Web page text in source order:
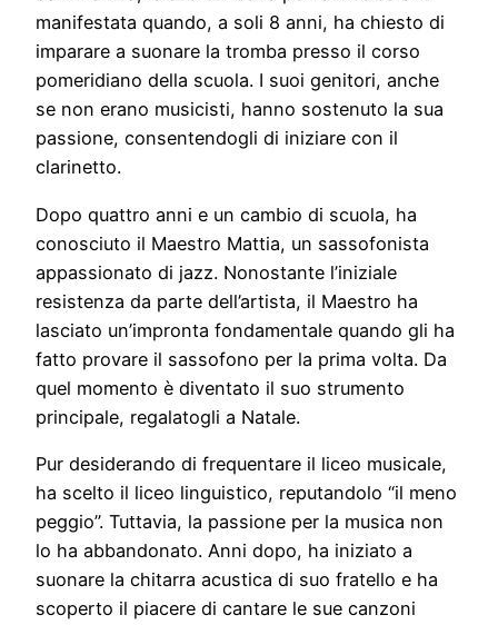
manifestata quando, a soli 8 anni, ha chiesto di
imparare a suonare la tromba presso il corso
pomeridiano della scuola. I suoi genitori, anche
se non erano musicisti, hanno sostenuto la sua
passione, consentendogli di iniziare con il
clarinetto.
Dopo quattro anni e un cambio di scuola, ha
conosciuto il Maestro Mattia, un sassofonista
appassionato di jazz. Nonostante l’iniziale
resistenza da parte dell’artista, il Maestro ha
lasciato un’impronta fondamentale quando gli ha
fatto provare il sassofono per la prima volta. Da
quel momento è diventato il suo strumento
principale, regalatogli a Natale.
Pur desiderando di frequentare il liceo musicale,
ha scelto il liceo linguistico, reputandolo “il meno
peggio”. Tuttavia, la passione per la musica non
lo ha abbandonato. Anni dopo, ha iniziato a
suonare la chitarra acustica di suo fratello e ha
scoperto il piacere di cantare le sue canzoni